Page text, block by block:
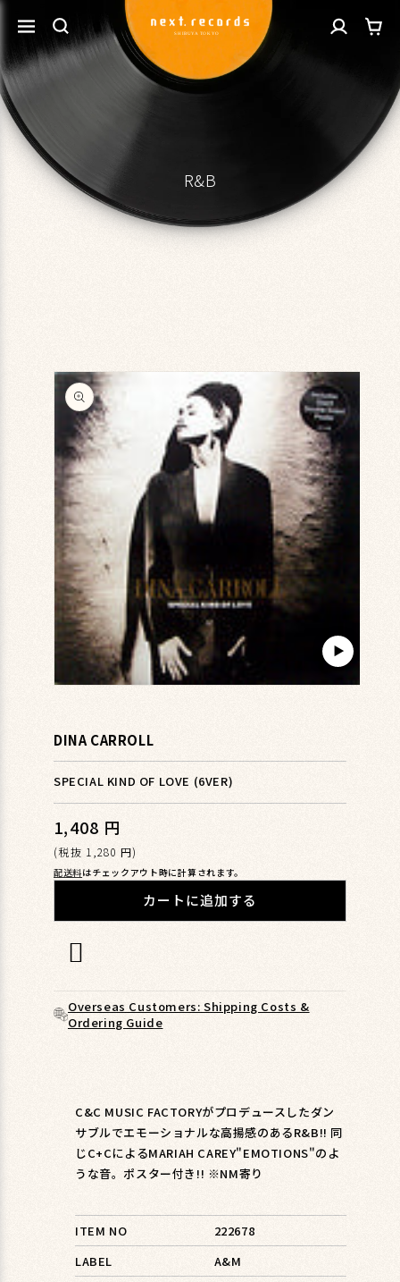
ンツに
進む
R&B
グ
イ
ー
商品情
報にス
キップ
ル
で
メ
ア
(1)
を
開
▶︎
DINA CARROLL
SPECIAL KIND OF LOVE (6VER)
通
常
価
1,408 円
(税抜 1,280 円)
配送料はチェックアウト時に計算されます。
カートに追加する
Overseas Customers: Shipping Costs &
Ordering Guide
C&C MUSIC FACTORYがプロデュースしたダン
サブルでエモーショナルな高揚感のあるR&B!! 同
じC+CによるMARIAH CAREY"EMOTIONS"のよ
うな音。ポスター付き!! ※NM寄り
ITEM NO
222678
LABEL
A&M